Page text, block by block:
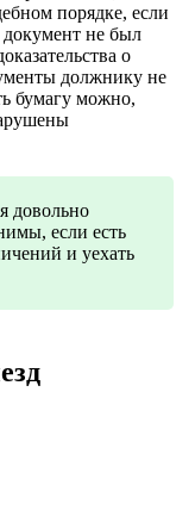
порядке, если
не был
о
должнику не
бумагу можно,
довольно
если есть
и уехать